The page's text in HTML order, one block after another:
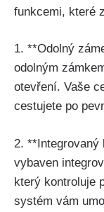
funkcemi, které
1. **Odolný‍
odolným
otevření. Vaše
cestujete po
2.
vybaven
který kontroluje
systém vám